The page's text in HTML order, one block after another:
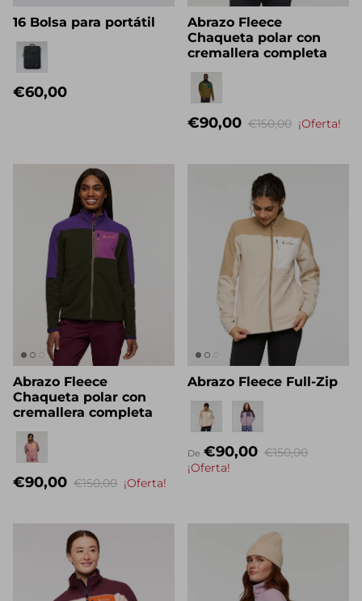
Quiénes somos
The Del Día story
16 Bolsa para portátil
Eigenname
€60,00
Abrazo Fleece
Chaqueta polar con
cremallera completa
Eigenname
€90,00 €150,00 ¡Oferta!
Abrazo Fleece
Chaqueta polar con
cremallera completa
Nombre propio
€90,00 €150,00 ¡Oferta!
Abrazo Fleece Full-Zip
Eigenname
De €90,00 €150,00
¡Oferta!